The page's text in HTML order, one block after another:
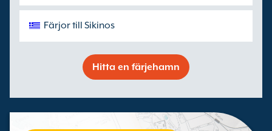
Färjor till Sikinos
Hitta en färjehamn